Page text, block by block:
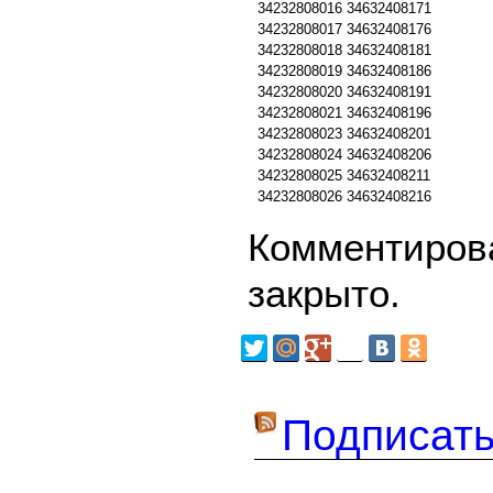
34232808016 34632408171
34232808017 34632408176
34232808018 34632408181
34232808019 34632408186
34232808020 34632408191
34232808021 34632408196
34232808023 34632408201
34232808024 34632408206
34232808025 34632408211
34232808026 34632408216
закрыто.